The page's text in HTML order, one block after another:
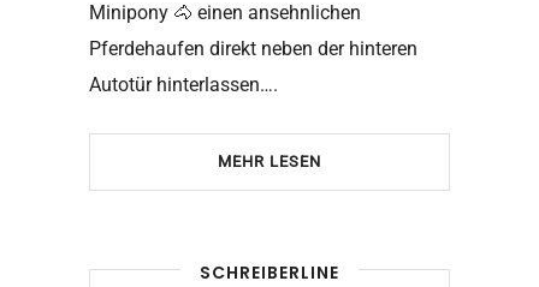
Minipony 🐴 einen ansehnlichen
Pferdehaufen direkt neben der hinteren
Autotür hinterlassen….
MEHR LESEN
SCHREIBERLINE